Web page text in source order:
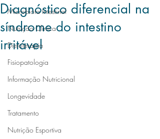
Microbiota Intestinal
Nutrição Clínica
Dietoterapia
Fisiopatologia
Informação Nutricional
Longevidade
Tratamento
Nutrição Esportiva
Diagnóstico diferencial na
síndrome do intestino
irritável